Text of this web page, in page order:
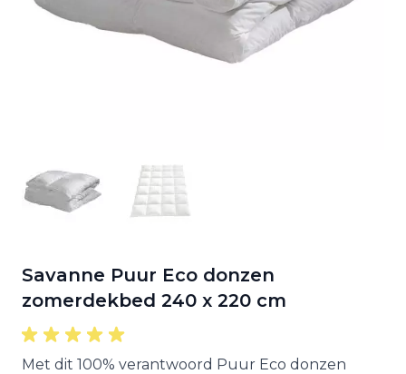
Savanne Puur Eco donzen
zomerdekbed 240 x 220 cm
Met dit 100% verantwoord Puur Eco donzen